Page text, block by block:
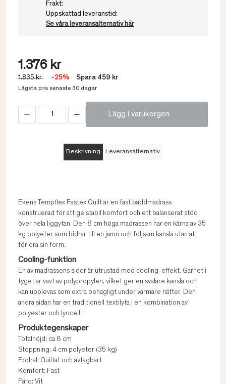
Frakt:
Uppskattad leveranstid:
Se våra leveransalternativ här
1.376 kr
1.835 kr -25% Spara 459 kr
Lägsta pris senaste 30 dagar
Lägg i varukorgen
Beskrivning Leveransalternativ
Ekens Tempflex Fastex Quilt är en fast bäddmadrass
konstruerad för att ge stabil komfort och ett balanserat stöd
över hela liggytan. Den 8 cm höga madrassen har en kärna av 35
kg polyeter som bidrar till en jämn och följsam känsla utan att
förlora sin form.
Cooling-funktion
En av madrassens sidor är utrustad med cooling-effekt. Garnet i
tyget är vävt av polypropylen, vilket ger en svalare känsla och
kan upplevas som extra behagligt under varmare nätter. Den
andra sidan har en traditionell textilyta i en kombination av
polyester och lyocell.
Produktegenskaper
Totalhöjd: ca 8 cm
Stoppning: 4 cm polyeter (35 kg)
Fodral: Quiltat och avtagbart
Komfort: Fast
Färg: Vit